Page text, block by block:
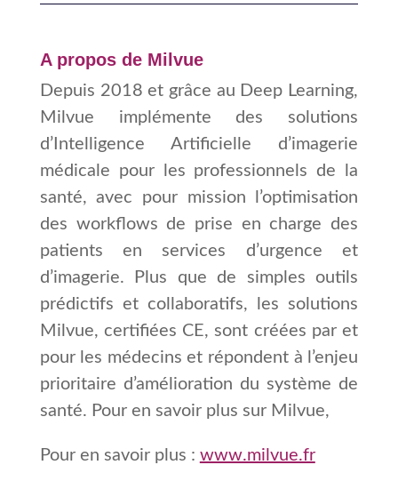
A propos de Milvue
Depuis 2018 et grâce au Deep Learning,
Milvue implémente des solutions
d’Intelligence Artificielle d’imagerie
médicale pour les professionnels de la
santé, avec pour mission l’optimisation
des workflows de prise en charge des
patients en services d’urgence et
d’imagerie. Plus que de simples outils
prédictifs et collaboratifs, les solutions
Milvue, certifiées CE, sont créées par et
pour les médecins et répondent à l’enjeu
prioritaire d’amélioration du système de
santé. Pour en savoir plus sur Milvue,
Pour en savoir plus : www.milvue.fr